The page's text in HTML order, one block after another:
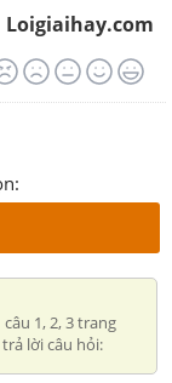
Loigiaihay.com
1, 2, 3 trang
trả lời câu hỏi: